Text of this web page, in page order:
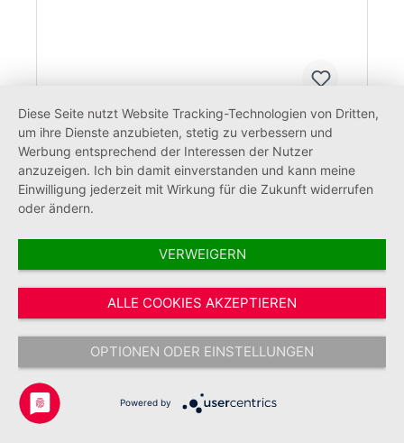
Latzschürze JUH (6 Stück)
119,90 €*
Diese Seite nutzt Website Tracking-Technologien von Dritten,
um ihre Dienste anzubieten, stetig zu verbessern und
Werbung entsprechend der Interessen der Nutzer
anzuzeigen. Ich bin damit einverstanden und kann meine
Einwilligung jederzeit mit Wirkung für die Zukunft widerrufen
oder ändern.
VERWEIGERN
ALLE COOKIES AKZEPTIEREN
OPTIONEN ODER EINSTELLUNGEN
Powered by